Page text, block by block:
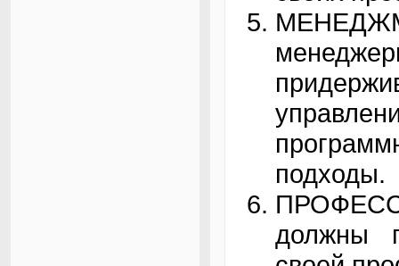
подходы.
должны